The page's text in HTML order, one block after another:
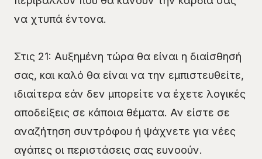
να χτυπά έντονα.
Στις 21: Αυξημένη τώρα θα είναι η διαίσθησή
σας, και καλό θα είναι να την εμπιστευθείτε,
ιδιαίτερα εάν δεν μπορείτε να έχετε λογικές
αποδείξεις σε κάποια θέματα. Αν είστε σε
αναζήτηση συντρόφου ή ψάχνετε για νέες
αγάπες οι περιστάσεις σας ευνοούν.